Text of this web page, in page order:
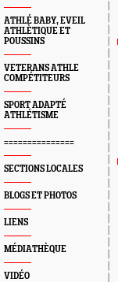
ATHLÉ BABY, EVEIL
ATHLÈTIQUE ET
POUSSINS
VETERANS ATHLE
COMPÉTITEURS
SPORT ADAPTÉ
ATHLÉTISME
===============
SECTIONS LOCALES
BLOGS ET PHOTOS
LIENS
MÉDIATHÈQUE
VIDÉO